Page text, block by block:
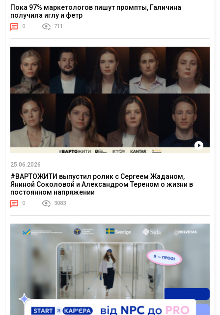
Пока 97% маркетологов пишут промпты, Галичина
получила иглу и фетр
0 711
25.06.2026
#ВАРТОЖИТИ выпустил ролик с Сергеем Жаданом,
Яниной Соколовой и Александром Тереном о жизни в
постоянном напряжении
0 3083